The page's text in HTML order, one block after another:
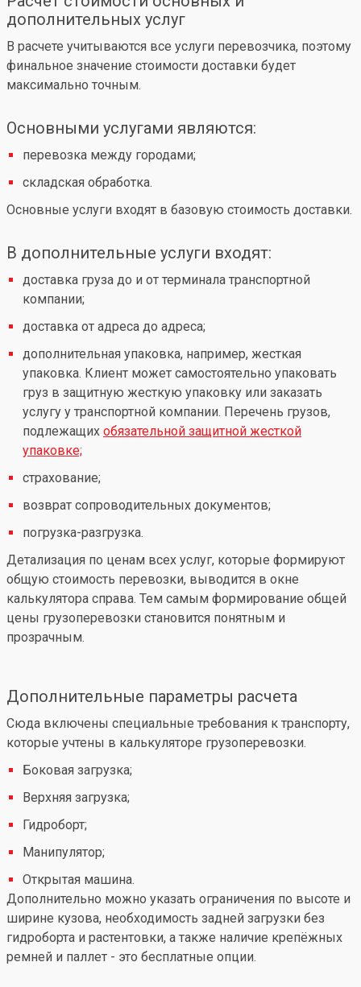
дополнительных услуг
В расчете учитываются все услуги перевозчика, поэтому
финальное значение стоимости доставки будет
максимально точным.
Основными услугами являются:
перевозка между городами;
складская обработка.
Основные услуги входят в базовую стоимость доставки.
В дополнительные услуги входят:
доставка груза до и от терминала транспортной
компании;
доставка от адреса до адреса;
дополнительная упаковка, например, жесткая
упаковка. Клиент может самостоятельно упаковать
груз в защитную жесткую упаковку или заказать
услугу у транспортной компании. Перечень грузов,
подлежащих обязательной защитной жесткой
упаковке;
страхование;
возврат сопроводительных документов;
погрузка-разгрузка.
Детализация по ценам всех услуг, которые формируют
общую стоимость перевозки, выводится в окне
калькулятора справа. Тем самым формирование общей
цены грузоперевозки становится понятным и
прозрачным.
Дополнительные параметры расчета
Сюда включены специальные требования к транспорту,
которые учтены в калькуляторе грузоперевозки.
Боковая загрузка;
Верхняя загрузка;
Гидроборт;
Манипулятор;
Открытая машина.
Дополнительно можно указать ограничения по высоте и
ширине кузова, необходимость задней загрузки без
гидроборта и растентовки, а также наличие крепёжных
ремней и паллет - это бесплатные опции.